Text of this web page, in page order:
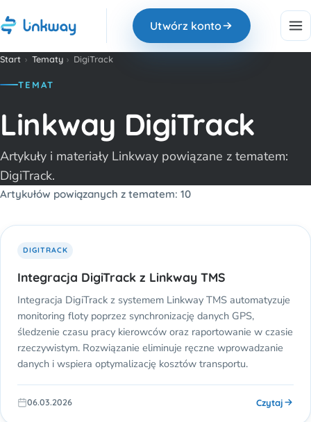
Utwórz konto
Start › Tematy › DigiTrack
TEMAT
Linkway DigiTrack
Artykuły i materiały Linkway powiązane z tematem:
DigiTrack.
Artykułów powiązanych z tematem: 10
DIGITRACK
Integracja DigiTrack z Linkway TMS
Integracja DigiTrack z systemem Linkway TMS automatyzuje
monitoring floty poprzez synchronizację danych GPS,
śledzenie czasu pracy kierowców oraz raportowanie w czasie
rzeczywistym. Rozwiązanie eliminuje ręczne wprowadzanie
danych i wspiera optymalizację kosztów transportu.
06.03.2026 Czytaj